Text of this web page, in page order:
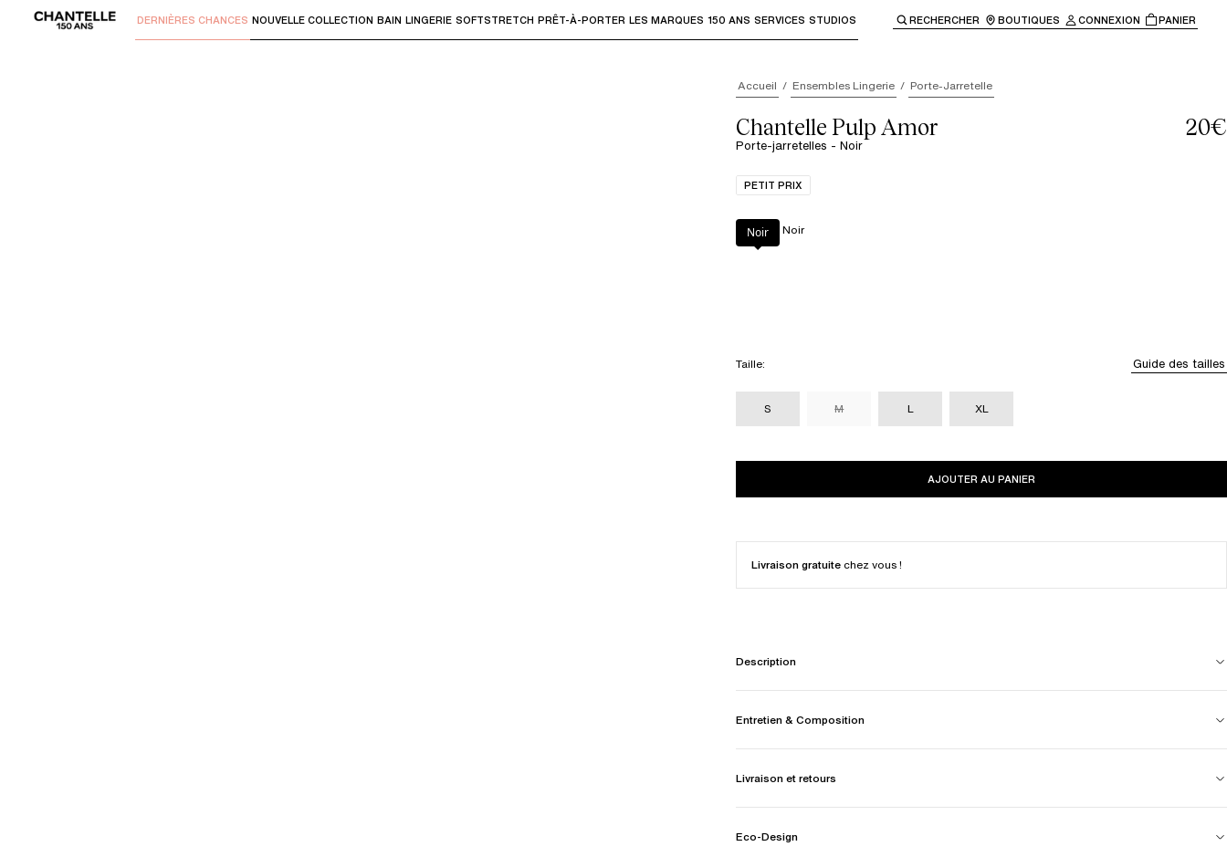
Utilisez "Flèche bas" ou "Entrer" pour accéder aux sous-menus et "Flèche haut" ou "Échap" pour revenir à la navigation principale.
DERNIÈRES CHANCES NOUVELLE COLLECTION BAIN LINGERIE SOFTSTRETCH PRÊT-À-PORTER LES MARQUES 150 ANS SERVICES STUDIOS RECHERCHER BOUTIQUES CONNEXION PANIER
Accueil Ensembles Lingerie Porte-Jarretelle
Chantelle Pulp Amor
Porte-jarretelles - Noir
20€
PETIT PRIX
Couleur Noir
Noir
Taille: Guide des tailles
S M L XL
AJOUTER AU PANIER
Livraison gratuite chez vous !
Description
Entretien & Composition
Livraison et retours
Eco-Design